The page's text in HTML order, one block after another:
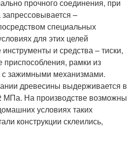
прочного соединения, при
–
специальных
для этих целей
и средства – тиски,
приспособления, рамки из
с зажимными механизмами.
древесины выдерживается в
МПа. На производстве возможны
условиях таких
конструкции склеились,